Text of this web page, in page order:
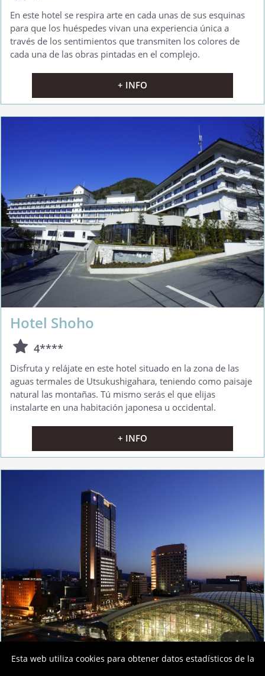
En este hotel se respira arte en cada unas de sus esquinas
para que los huéspedes vivan una experiencia única a
través de los sentimientos que transmiten los colores de
cada una de las obras pintadas en el complejo.
+ INFO
Hotel Shoho
4****
Disfruta y relájate en este hotel situado en la zona de las
aguas termales de Utsukushigahara, teniendo como paisaje
natural las montañas. Tú mismo serás el que elijas
instalarte en una habitación japonesa u occidental.
+ INFO
Esta web utiliza cookies para obtener datos estadísticos de la